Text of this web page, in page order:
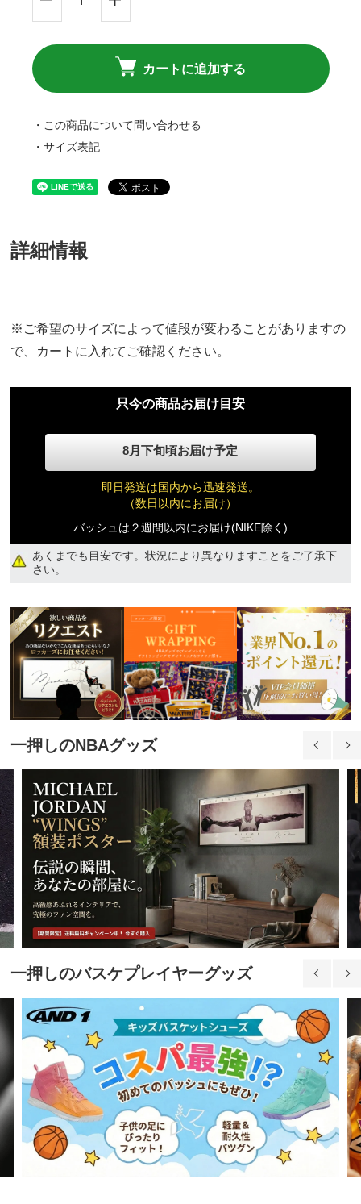
カートに追加する
・この商品について問い合わせる
・サイズ表記
詳細情報
※ご希望のサイズによって値段が変わることがありますの
で、カートに入れてご確認ください。
只今の商品お届け目安
8月下旬頃お届け予定
即日発送は国内から迅速発送。
（数日以内にお届け）
バッシュは２週間以内にお届け(NIKE除く)
あくまでも目安です。状況により異なりますことをご了承下
さい。
一押しのNBAグッズ
一押しのバスケプレイヤーグッズ
品切れ
33,050円(税込)